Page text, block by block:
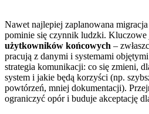
Nawet najlepiej zaplanowana
pominie się czynnik ludzki. Kluczowe
użytkowników końcowych –
pracują z danymi i systemami
strategia komunikacji: co się zmieni,
system i jakie będą korzyści (np.
powtórzeń, mniej dokumentacji).
ograniczyć opór i buduje akceptację